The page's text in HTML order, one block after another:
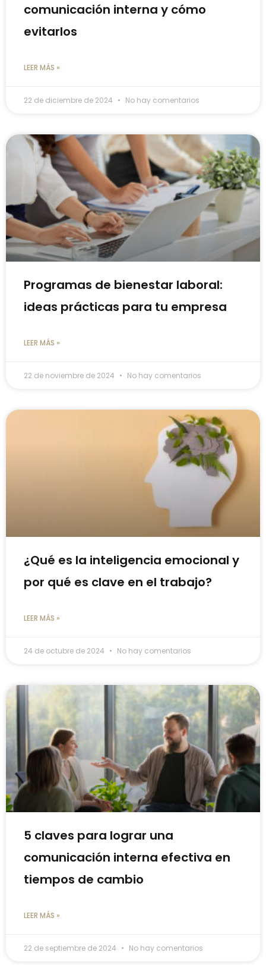
comunicación interna y cómo
evitarlos
LEER MÁS »
22 de diciembre de 2024 No hay comentarios
Programas de bienestar laboral:
ideas prácticas para tu empresa
LEER MÁS »
22 de noviembre de 2024 No hay comentarios
¿Qué es la inteligencia emocional y
por qué es clave en el trabajo?
LEER MÁS »
24 de octubre de 2024 No hay comentarios
5 claves para lograr una
comunicación interna efectiva en
tiempos de cambio
LEER MÁS »
22 de septiembre de 2024 No hay comentarios